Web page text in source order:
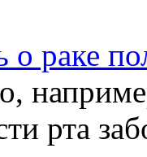
о раке
рта